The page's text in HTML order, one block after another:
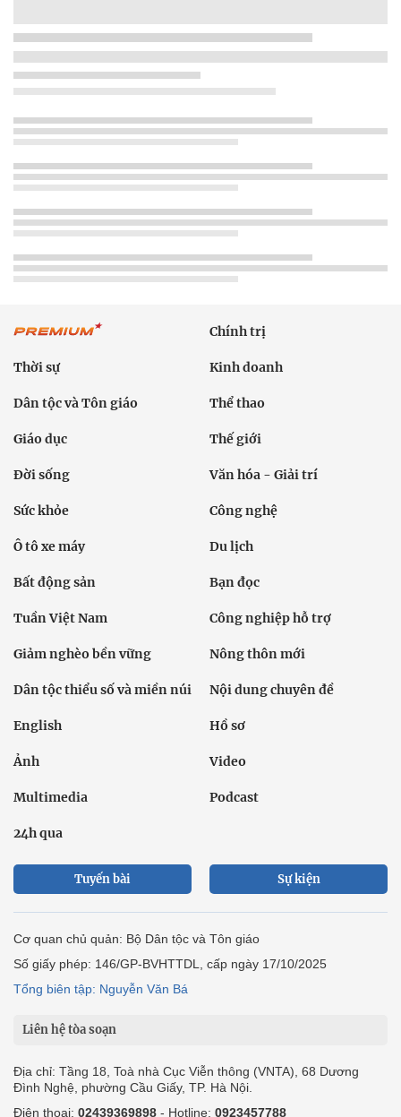
Chính trị
Thời sự Kinh doanh
Dân tộc và Tôn giáo Thể thao
Giáo dục Thế giới
Đời sống Văn hóa - Giải trí
Sức khỏe Công nghệ
Ô tô xe máy Du lịch
Bất động sản Bạn đọc
Tuần Việt Nam Công nghiệp hỗ trợ
Giảm nghèo bền vững Nông thôn mới
Dân tộc thiểu số và miền núi Nội dung chuyên đề
English Hồ sơ
Ảnh Video
Multimedia Podcast
24h qua
Tuyến bài Sự kiện
Cơ quan chủ quản: Bộ Dân tộc và Tôn giáo
Số giấy phép: 146/GP-BVHTTDL, cấp ngày 17/10/2025
Tổng biên tập: Nguyễn Văn Bá
Liên hệ tòa soạn
Địa chỉ: Tầng 18, Toà nhà Cục Viễn thông (VNTA), 68 Dương
Đình Nghệ, phường Cầu Giấy, TP. Hà Nội.
Điện thoại: 02439369898 - Hotline: 0923457788